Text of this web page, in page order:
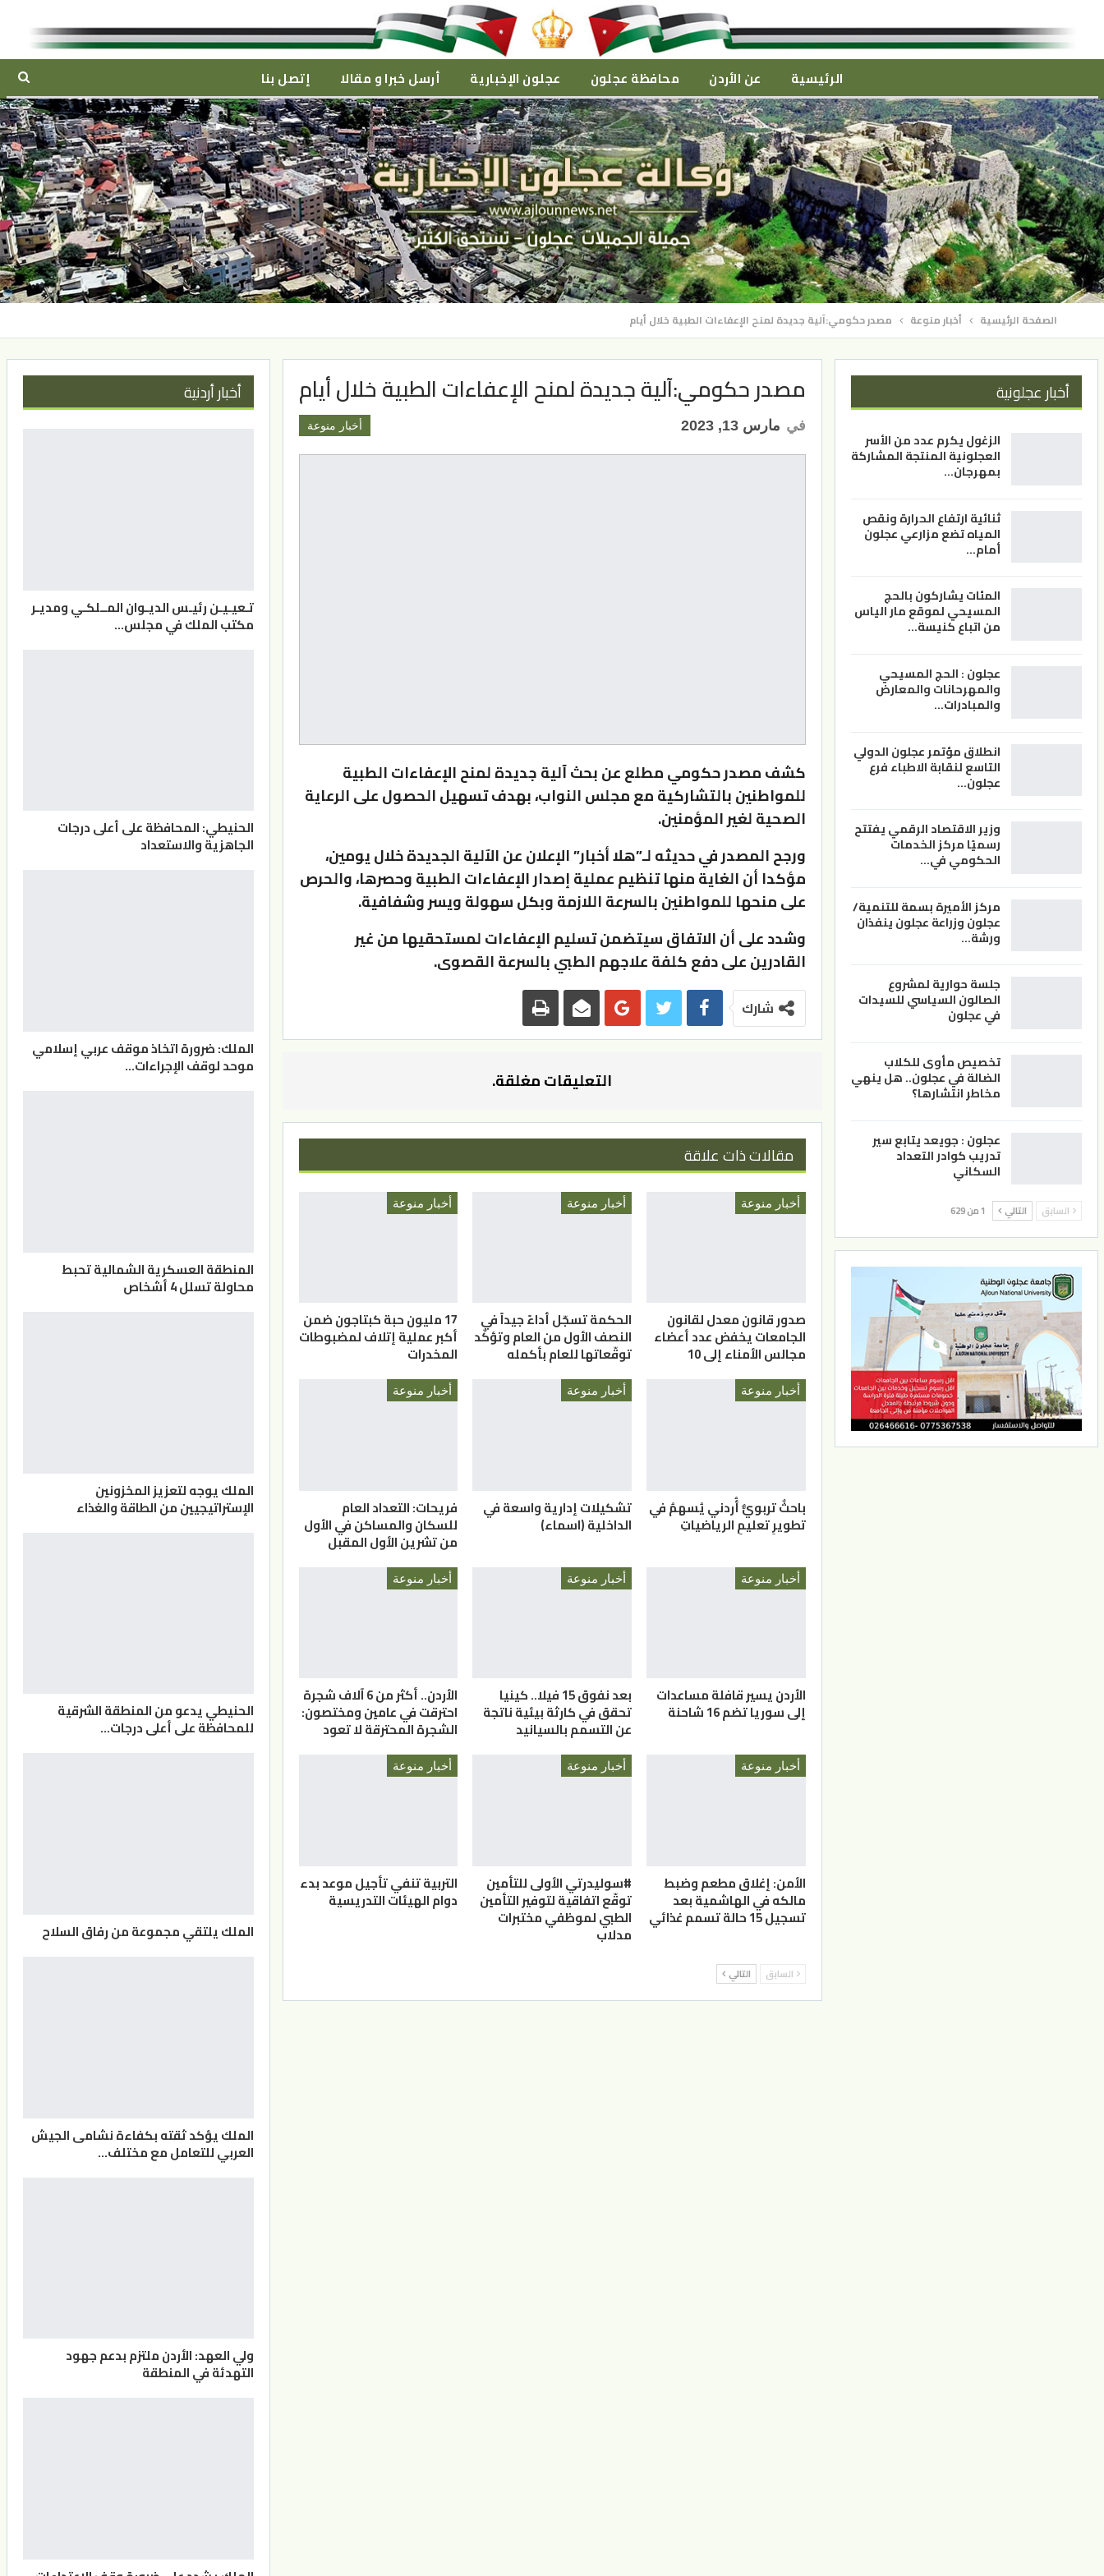
الرئيسية عن الأردن محافظة عجلون عجلون الإخبارية أرسل خبرا و مقالا إتصل بنا
الصفحة الرئيسية أخبار منوعة مصدر حكومي:آلية جديدة لمنح الإعفاءات الطبية خلال أيام
مصدر حكومي:آلية جديدة لمنح الإعفاءات الطبية خلال أيام
أخبار منوعة في مارس 13, 2023
كشف مصدر حكومي مطلع عن بحث آلية جديدة لمنح الإعفاءات الطبية
للمواطنين بالتشاركية مع مجلس النواب، بهدف تسهيل الحصول على الرعاية
الصحية لغير المؤمنين.
ورجح المصدر في حديثه لـ”هلا أخبار” الإعلان عن الآلية الجديدة خلال يومين،
مؤكدا أن الغاية منها تنظيم عملية إصدار الإعفاءات الطبية وحصرها، والحرص
على منحها للمواطنين بالسرعة اللازمة وبكل سهولة ويسر وشفافية.
وشدد على أن الاتفاق سيتضمن تسليم الإعفاءات لمستحقيها من غير
القادرين على دفع كلفة علاجهم الطبي بالسرعة القصوى.
شارك
التعليقات مغلقة.
مقالات ذات علاقة
أخبار منوعة
صدور قانون معدل لقانون
الجامعات يخفض عدد أعضاء
مجالس الأمناء إلى 10
أخبار منوعة
الحكمة تسجّل أداءً جيداً في
النصف الأول من العام وتؤكّد
توقّعاتها للعام بأكمله
أخبار منوعة
17 مليون حبة كبتاجون ضمن
أكبر عملية إتلاف لمضبوطات
المخدرات
أخبار منوعة
باحثٌ تربويٌّ أُردني يُسهمُ في
تطويرِ تعليمِ الرياضياتِ
أخبار منوعة
تشكيلات إدارية واسعة في
الداخلية (اسماء)
أخبار منوعة
فريحات: التعداد العام
للسكان والمساكن في الأول
من تشرين الأول المقبل
أخبار منوعة
الأردن يسير قافلة مساعدات
إلى سوريا تضم 16 شاحنة
أخبار منوعة
بعد نفوق 15 فيلا.. كينيا
تحقق في كارثة بيئية ناتجة
عن التسمم بالسيانيد
أخبار منوعة
الأردن.. أكثر من 6 آلاف شجرة
احترقت في عامين ومختصون:
الشجرة المحترقة لا تعود
أخبار منوعة
الأمن: إغلاق مطعم وضبط
مالكه في الهاشمية بعد
تسجيل 15 حالة تسمم غذائي
أخبار منوعة
#سوليدرتي الأولى للتأمين
توقّع اتفاقية لتوفير التأمين
الطبي لموظفي مختبرات
مدلاب
أخبار منوعة
التربية تنفي تأجيل موعد بدء
دوام الهيئات التدريسية
السابق التالي
أخبار عجلونية
الزغول يكرم عدد من الأسر
العجلونية المنتجة المشاركة
بمهرجان…
ثنائية ارتفاع الحرارة ونقص
المياه تضع مزارعي عجلون
أمام…
المئات يشاركون بالحج
المسيحي لموقع مار الياس
من اتباع كنيسة…
عجلون : الحج المسيحي
والمهرحانات والمعارض
والمبادرات…
انطلاق مؤتمر عجلون الدولي
التاسع لنقابة الاطباء فرع
عجلون…
وزير الاقتصاد الرقمي يفتتح
رسميًا مركز الخدمات
الحكومي في…
مركز الأميرة بسمة للتنمية/
عجلون وزراعة عجلون ينفذان
ورشة…
جلسة حوارية لمشروع
الصالون السياسي للسيدات
في عجلون
تخصيص مأوى للكلاب
الضالة في عجلون.. هل ينهي
مخاطر انتشارها؟
عجلون : جويعد يتابع سير
تدريب كوادر التعداد
السكاني
السابق التالي 1 من 629
أخبار أردنية
تـعيـيـن رئيـس الديـوان المــلكـي ومديـر
مكتب الملك في مجلس…
الحنيطي: المحافظة على أعلى درجات
الجاهزية والاستعداد
الملك: ضرورة اتخاذ موقف عربي إسلامي
موحد لوقف الإجراءات…
المنطقة العسكرية الشمالية تحبط
محاولة تسلل 4 أشخاص
الملك يوجه لتعزيز المخزونين
الإستراتيجيين من الطاقة والغذاء
الحنيطي يدعو من المنطقة الشرقية
للمحافظة على أعلى درجات…
الملك يلتقي مجموعة من رفاق السلاح
الملك يؤكد ثقته بكفاءة نشامى الجيش
العربي للتعامل مع مختلف…
ولي العهد: الأردن ملتزم بدعم جهود
التهدئة في المنطقة